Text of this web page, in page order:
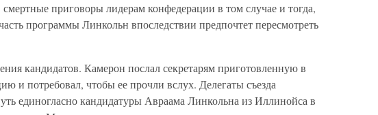
смертные приговоры лидерам конфедерации в том случае и тогда,
программы Линкольн впоследствии предпочтет пересмотреть
кандидатов. Камерон послал секретарям приготовленную в
и потребовал, чтобы ее прочли вслух. Делегаты съезда
единогласно кандидатуры Авраама Линкольна из Иллинойса в